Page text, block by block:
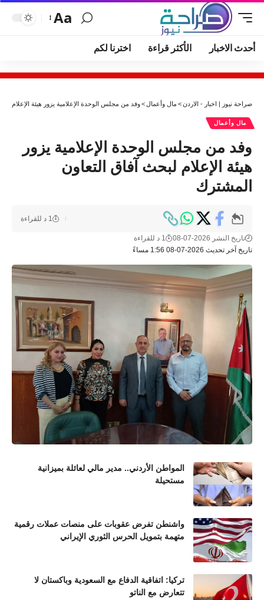
Aa
أحدث الاخبار الأكثر قراءة اخترنا لكم
صراحة نيوز | اخبار - الاردن> مال وأعمال >وفد من مجلس الوحدة الإعلامية يزور هيئة الإعلام
مال وأعمال
وفد من مجلس الوحدة الإعلامية يزور
هيئة الإعلام لبحث آفاق التعاون
المشترك
تاريخ آخر تحديث 2026-07-08 1:56 مساءً
تاريخ النشر 2026-07-08 1 د للقراءة
1 د للقراءة
المواطن الأردني.. مدير مالي لعائلة بميزانية
مستحيلة
واشنطن تفرض عقوبات على منصات عملات رقمية
متهمة بتمويل الحرس الثوري الإيراني
تركيا: اتفاقية الدفاع مع السعودية وباكستان لا
تتعارض مع الناتو